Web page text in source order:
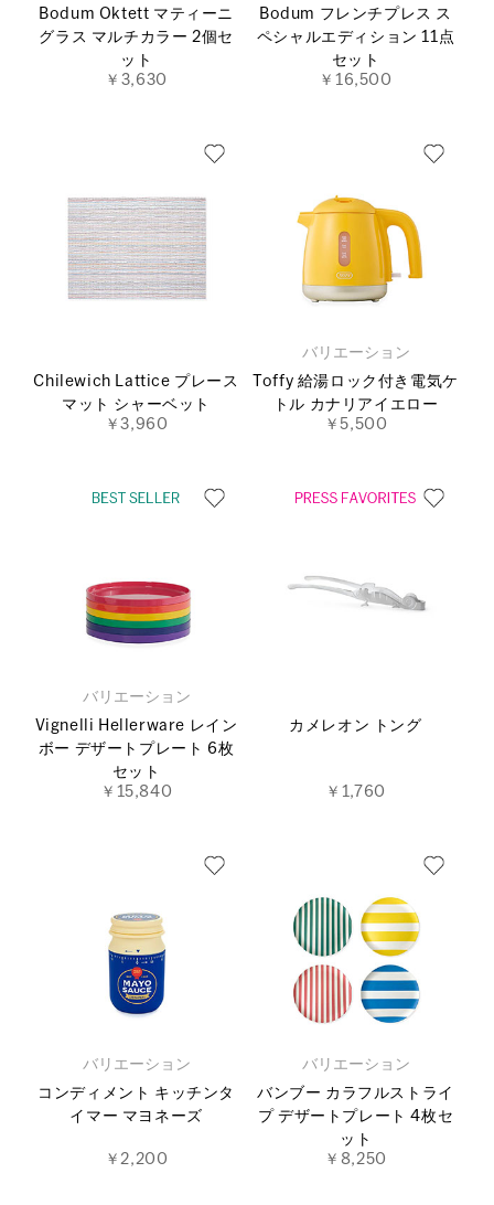
Bodum Oktett マティーニ
グラス マルチカラー 2個セ
ット
￥3,630
Bodum フレンチプレス ス
ペシャルエディション 11点
セット
￥16,500
Chilewich Lattice プレース
マット シャーベット
￥3,960
バリエーション
Toffy 給湯ロック付き電気ケ
トル カナリアイエロー
￥5,500
バリエーション
Vignelli Hellerware レイン
ボー デザートプレート 6枚
セット
￥15,840
カメレオン トング
￥1,760
バリエーション
コンディメント キッチンタ
イマー マヨネーズ
￥2,200
バリエーション
バンブー カラフルストライ
プ デザートプレート 4枚セ
ット
￥8,250